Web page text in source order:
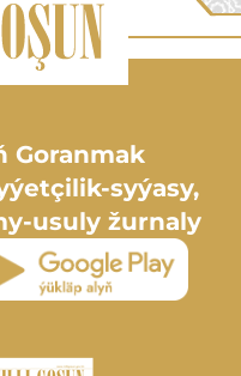
Goranmak
syýasy,
usuly žurnaly